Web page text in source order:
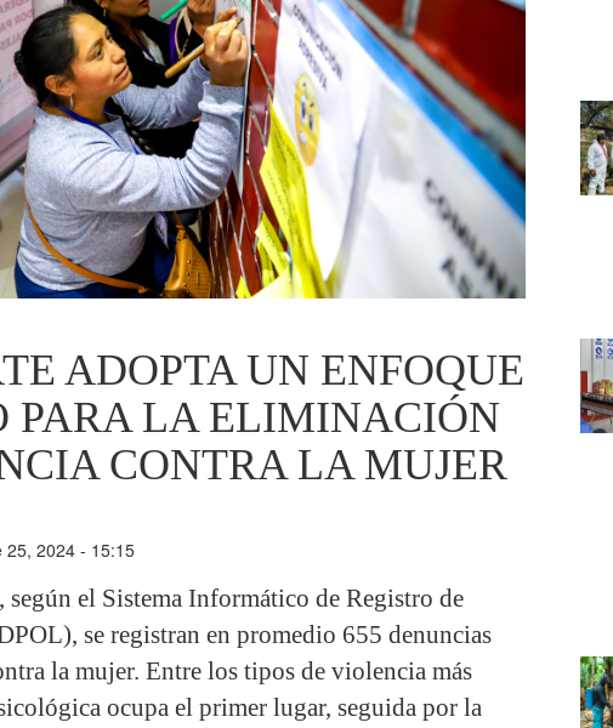
ADOPTA UN ENFOQUE
PARA LA ELIMINACIÓN
CONTRA LA MUJER
25, 2024 - 15:15
según el Sistema Informático de Registro de
se registran en promedio 655 denuncias
la mujer. Entre los tipos de violencia más
ocupa el primer lugar, seguida por la